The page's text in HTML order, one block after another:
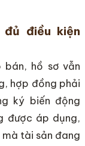
điều kiện
hồ sơ vẫn
hợp đồng phải
ký biến động
được áp dụng,
mà tài sản đang